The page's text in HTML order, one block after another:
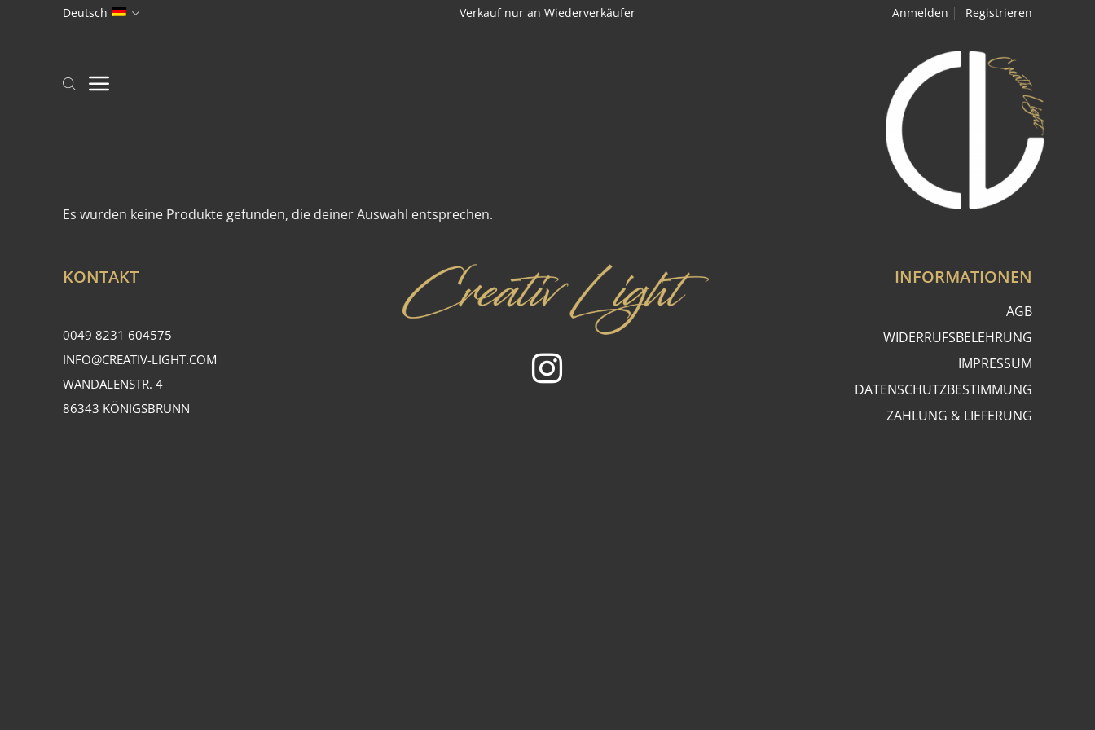
Deutsch Verkauf nur an Wiederverkäufer Anmelden Registrieren
Es wurden keine Produkte gefunden, die deiner Auswahl entsprechen.
KONTAKT
0049 8231 604575
INFO@CREATIV-LIGHT.COM
WANDALENSTR. 4
86343 KÖNIGSBRUNN
INFORMATIONEN
AGB
WIDERRUFSBELEHRUNG
IMPRESSUM
DATENSCHUTZBESTIMMUNG
ZAHLUNG & LIEFERUNG